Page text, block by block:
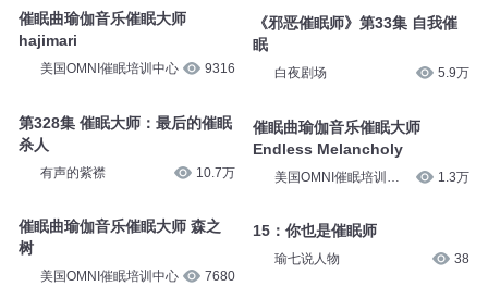
催眠曲瑜伽音乐催眠大师
hajimari
美国OMNI催眠培训中心 9316
第328集 催眠大师：最后的催眠
杀人
有声的紫襟 10.7万
催眠曲瑜伽音乐催眠大师 森之
树
美国OMNI催眠培训中心 7680
《邪恶催眠师》第33集 自我催
眠
白夜剧场 5.9万
催眠曲瑜伽音乐催眠大师
Endless Melancholy
美国OMNI催眠培训中
1.3万
15：你也是催眠师
瑜七说人物 38